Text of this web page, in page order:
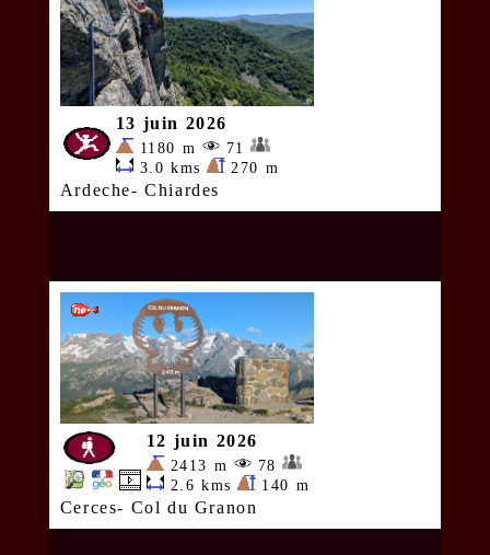
13 juin 2026
1180 m
71
3.0 kms
270 m
Ardeche- Chiardes
12 juin 2026
2413 m
78
2.6 kms
140 m
Cerces- Col du Granon